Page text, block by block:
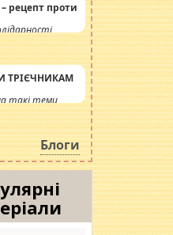
– рецепт проти
ТРІЄЧНИКАМ
такі теми,
сьогоднішні
питання.
Блоги